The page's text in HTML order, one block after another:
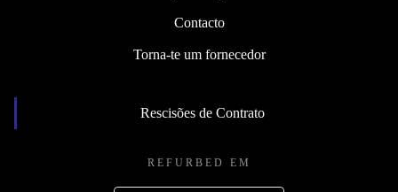
Contacto
Torna-te um fornecedor
Rescisões de Contrato
REFURBED EM